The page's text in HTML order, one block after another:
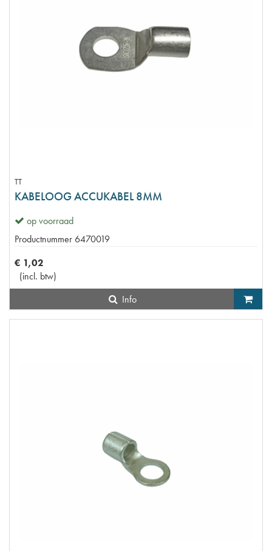
TT
KABELOOG ACCUKABEL 8MM
op voorraad
Productnummer 6470019
€ 1,02
(incl. btw)
Info